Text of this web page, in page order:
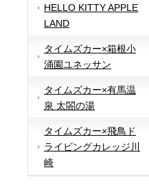
HELLO KITTY APPLE
LAND
タイムズカー×箱根小
涌園ユネッサン
タイムズカー×有馬温
泉 太閤の湯
タイムズカー×飛鳥ド
ライビングカレッジ川
崎